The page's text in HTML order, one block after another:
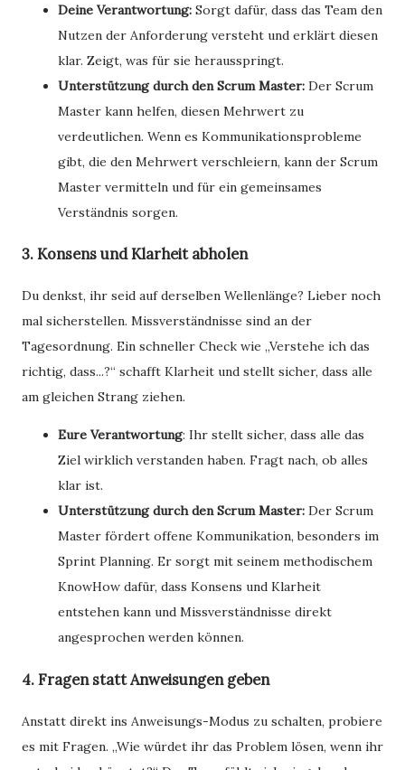
Deine Verantwortung: Sorgt dafür, dass das Team den
Nutzen der Anforderung versteht und erklärt diesen
klar. Zeigt, was für sie herausspringt.
Unterstützung durch den Scrum Master: Der Scrum
Master kann helfen, diesen Mehrwert zu
verdeutlichen. Wenn es Kommunikationsprobleme
gibt, die den Mehrwert verschleiern, kann der Scrum
Master vermitteln und für ein gemeinsames
Verständnis sorgen.
3. Konsens und Klarheit abholen
Du denkst, ihr seid auf derselben Wellenlänge? Lieber noch
mal sicherstellen. Missverständnisse sind an der
Tagesordnung. Ein schneller Check wie „Verstehe ich das
richtig, dass...?“ schafft Klarheit und stellt sicher, dass alle
am gleichen Strang ziehen.
Eure Verantwortung: Ihr stellt sicher, dass alle das
Ziel wirklich verstanden haben. Fragt nach, ob alles
klar ist.
Unterstützung durch den Scrum Master: Der Scrum
Master fördert offene Kommunikation, besonders im
Sprint Planning. Er sorgt mit seinem methodischem
KnowHow dafür, dass Konsens und Klarheit
entstehen kann und Missverständnisse direkt
angesprochen werden können.
4. Fragen statt Anweisungen geben
Anstatt direkt ins Anweisungs-Modus zu schalten, probiere
es mit Fragen. „Wie würdet ihr das Problem lösen, wenn ihr